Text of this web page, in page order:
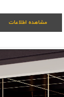
مشاهده اطلاعات